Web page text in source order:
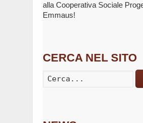
alla Cooperativa Sociale
Emmaus!
CERCA NEL SITO